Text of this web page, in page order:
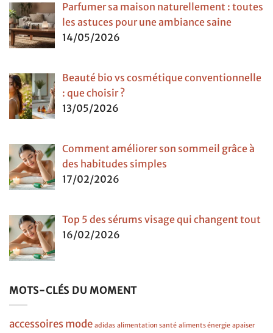
Parfumer sa maison naturellement : toutes
les astuces pour une ambiance saine
14/05/2026
Beauté bio vs cosmétique conventionnelle
: que choisir ?
13/05/2026
Comment améliorer son sommeil grâce à
des habitudes simples
17/02/2026
Top 5 des sérums visage qui changent tout
16/02/2026
MOTS-CLÉS DU MOMENT
accessoires mode adidas alimentation santé aliments énergie apaiser